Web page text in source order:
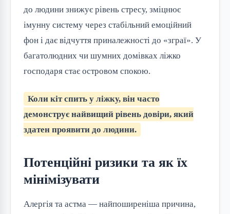
до людини знижує рівень стресу, зміцнює
імунну систему через стабільний емоційний
фон і дає відчуття приналежності до «зграї». У
багатолюдних чи шумних домівках ліжко
господаря стає островом спокою.
Коли кіт спить у ліжку, він часто
демонструє найвищий рівень довіри, який
здатен проявити до людини.
Потенційні ризики та як їх
мінімізувати
Алергія та астма — найпоширеніша причина,